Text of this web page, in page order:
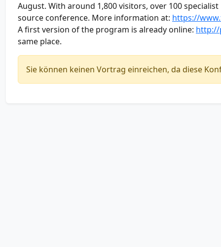
August. With around 1,800 visitors, over 100
source conference. More information at: https://
A first version of the program is already online: http://
same place.
Sie können keinen Vortrag einreichen, da diese